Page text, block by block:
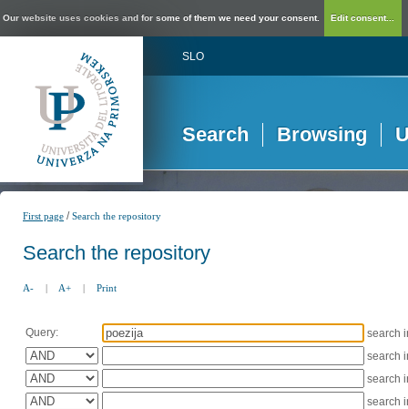
Our website uses cookies and for some of them we need your consent. Edit consent...
SLO
Search Browsing
First page /Search the repository
Search the repository
A- | A+ | Print
Query:
search
search
search
search